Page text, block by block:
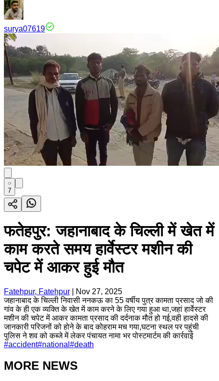
surya07619
7
फतेहपुर: जहानाबाद के चिल्ली में खेत में
काम करते समय हार्वेस्टर मशीन की
चपेट में आकर हुई मौत
Fatehpur, Fatehpur
Nov 27, 2025
जहानाबाद के चिल्ली निवासी ननकऊ का 55 वर्षीय पुत्र कामता प्रसाद जो की
गांव के ही एक व्यक्ति के खेत में काम करने के लिए गया हुआ था,जहां हार्वेस्टर
मशीन की चपेट में आकर कामता प्रसाद की दर्दनाक मौत हो गई,वही हादसे की
जानकारी परिजनों को होने के बाद कोहराम मच गया,घटना स्थल पर पहुंची
पुलिस ने शव को कब्जे में लेकर पंचायत नामा भर पोस्टमार्टम की कार्रवाई
#accident#national #death
MORE NEWS